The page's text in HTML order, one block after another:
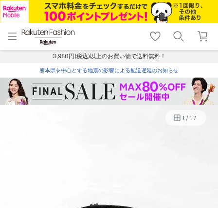
menu home
トップ
shopping_cart lock_outline
ログイン
3,980円(税込)以上のお買い物で送料無料！
熊本県を中心とする地震の影響による配送遅延のお知らせ
1/17